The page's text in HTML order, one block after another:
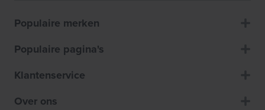
Populaire merken
Populaire pagina's
Klantenservice
Over ons